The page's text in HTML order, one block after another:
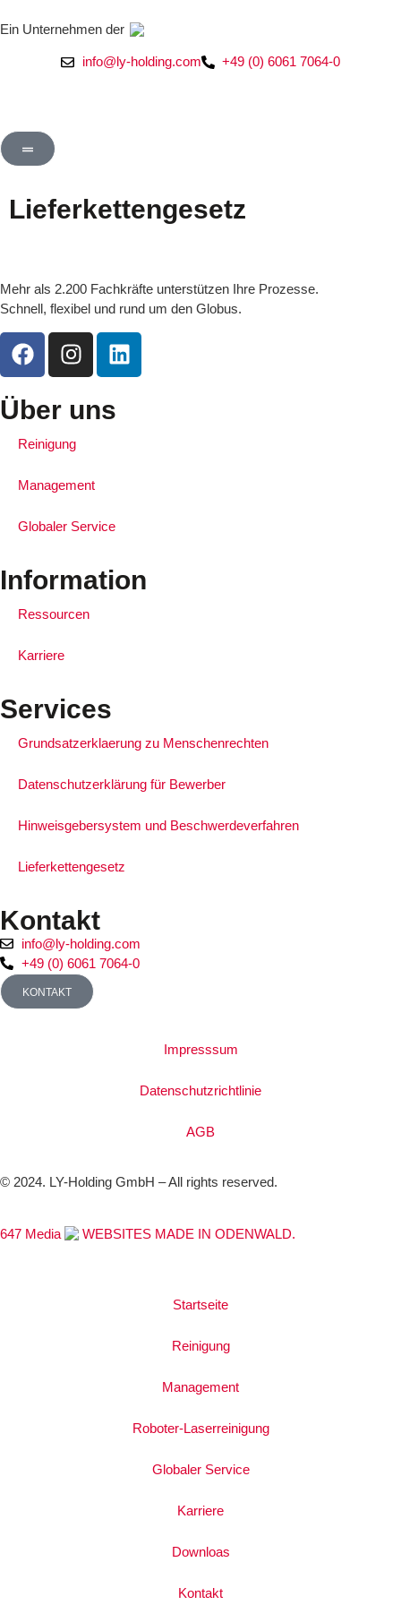
Ein Unternehmen der
info@ly-holding.com +49 (0) 6061 7064-0
Lieferkettengesetz
Mehr als 2.200 Fachkräfte unterstützen Ihre Prozesse.
Schnell, flexibel und rund um den Globus.
Über uns
Reinigung
Management
Globaler Service
Information
Ressourcen
Karriere
Services
Grundsatzerklaerung zu Menschenrechten
Datenschutzerklärung für Bewerber
Hinweisgebersystem und Beschwerdeverfahren
Lieferkettengesetz
Kontakt
info@ly-holding.com
+49 (0) 6061 7064-0
KONTAKT
Impresssum
Datenschutzrichtlinie
AGB
© 2024. LY-Holding GmbH – All rights reserved.
647 Media WEBSITES MADE IN ODENWALD.
Startseite
Reinigung
Management
Roboter-Laserreinigung
Globaler Service
Karriere
Downloas
Kontakt